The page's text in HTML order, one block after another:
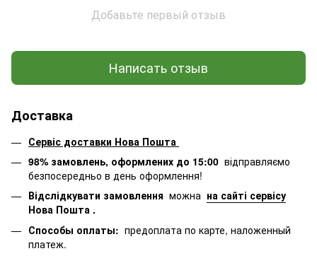
Добавьте первый отзыв
Написать отзыв
Доставка
Сервіс доставки Нова Пошта
98% замовлень, оформлених до 15:00 відправляємо
безпосередньо в день оформлення!
Відслідкувати замовлення можна на сайті сервісу
Нова Пошта .
Способы оплаты: предоплата по карте, наложенный
платеж.